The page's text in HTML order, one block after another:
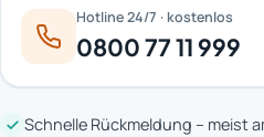
Hotline 24/7 · kostenlos
0800 77 11 999
Schnelle Rückmeldung – meist